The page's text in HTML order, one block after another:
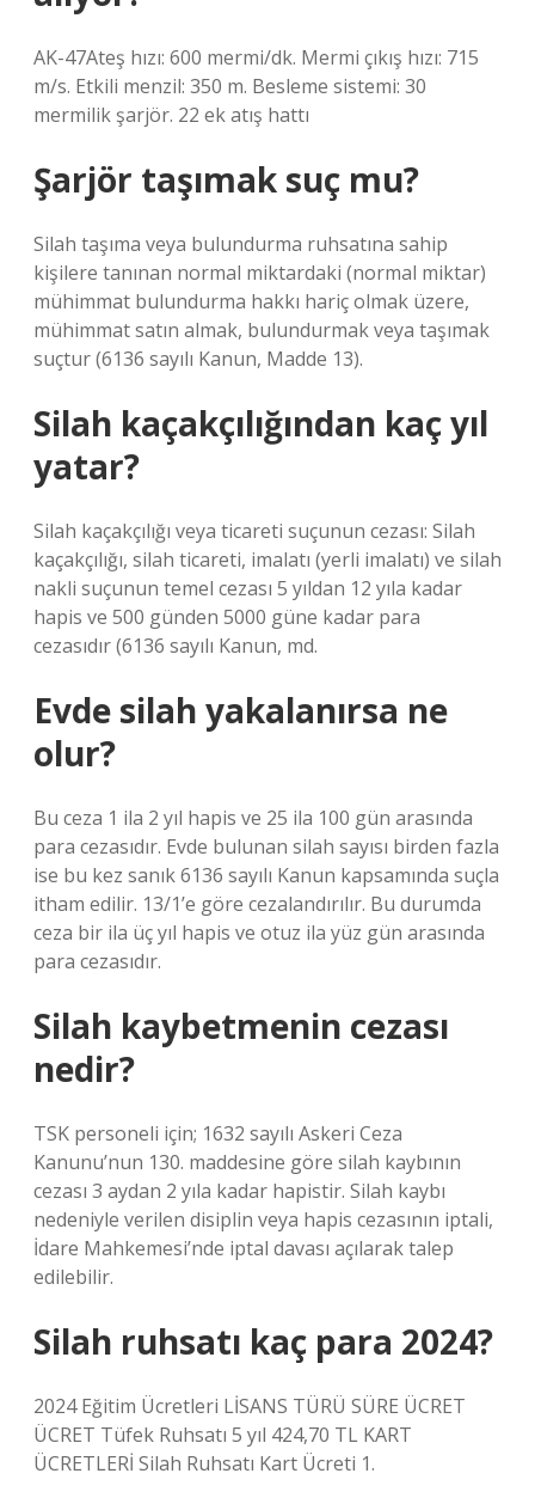
AK-47Ateş hızı: 600 mermi/dk. Mermi çıkış hızı: 715
m/s. Etkili menzil: 350 m. Besleme sistemi: 30
mermilik şarjör. 22 ek atış hattı
Şarjör taşımak suç mu?
Silah taşıma veya bulundurma ruhsatına sahip
kişilere tanınan normal miktardaki (normal miktar)
mühimmat bulundurma hakkı hariç olmak üzere,
mühimmat satın almak, bulundurmak veya taşımak
suçtur (6136 sayılı Kanun, Madde 13).
Silah kaçakçılığından kaç yıl
yatar?
Silah kaçakçılığı veya ticareti suçunun cezası: Silah
kaçakçılığı, silah ticareti, imalatı (yerli imalatı) ve silah
nakli suçunun temel cezası 5 yıldan 12 yıla kadar
hapis ve 500 günden 5000 güne kadar para
cezasıdır (6136 sayılı Kanun, md.
Evde silah yakalanırsa ne
olur?
Bu ceza 1 ila 2 yıl hapis ve 25 ila 100 gün arasında
para cezasıdır. Evde bulunan silah sayısı birden fazla
ise bu kez sanık 6136 sayılı Kanun kapsamında suçla
itham edilir. 13/1’e göre cezalandırılır. Bu durumda
ceza bir ila üç yıl hapis ve otuz ila yüz gün arasında
para cezasıdır.
Silah kaybetmenin cezası
nedir?
TSK personeli için; 1632 sayılı Askeri Ceza
Kanunu’nun 130. maddesine göre silah kaybının
cezası 3 aydan 2 yıla kadar hapistir. Silah kaybı
nedeniyle verilen disiplin veya hapis cezasının iptali,
İdare Mahkemesi’nde iptal davası açılarak talep
edilebilir.
Silah ruhsatı kaç para 2024?
2024 Eğitim Ücretleri LİSANS TÜRÜ SÜRE ÜCRET
ÜCRET Tüfek Ruhsatı 5 yıl 424,70 TL KART
ÜCRETLERİ Silah Ruhsatı Kart Ücreti 1.